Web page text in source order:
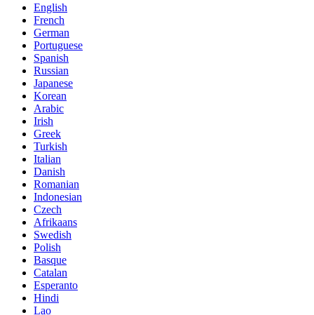
English
French
German
Portuguese
Spanish
Russian
Japanese
Korean
Arabic
Irish
Greek
Turkish
Italian
Danish
Romanian
Indonesian
Czech
Afrikaans
Swedish
Polish
Basque
Catalan
Esperanto
Hindi
Lao